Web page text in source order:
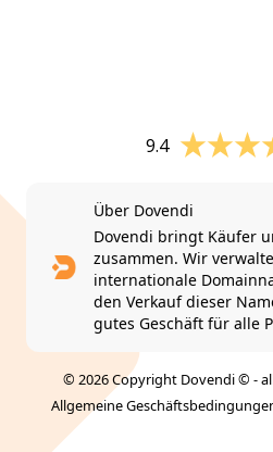
9.4
Über Dovendi
Dovendi bringt Käufer
zusammen. Wir
internationale
den Verkauf dieser
gutes Geschäft für alle
© 2026 Copyright Dovendi © -
Allgemeine